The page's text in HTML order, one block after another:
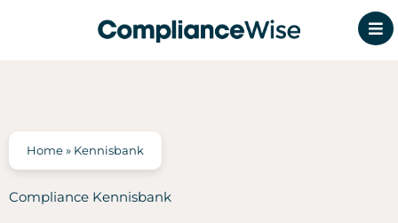
Home » Kennisbank
Compliance Kennisbank